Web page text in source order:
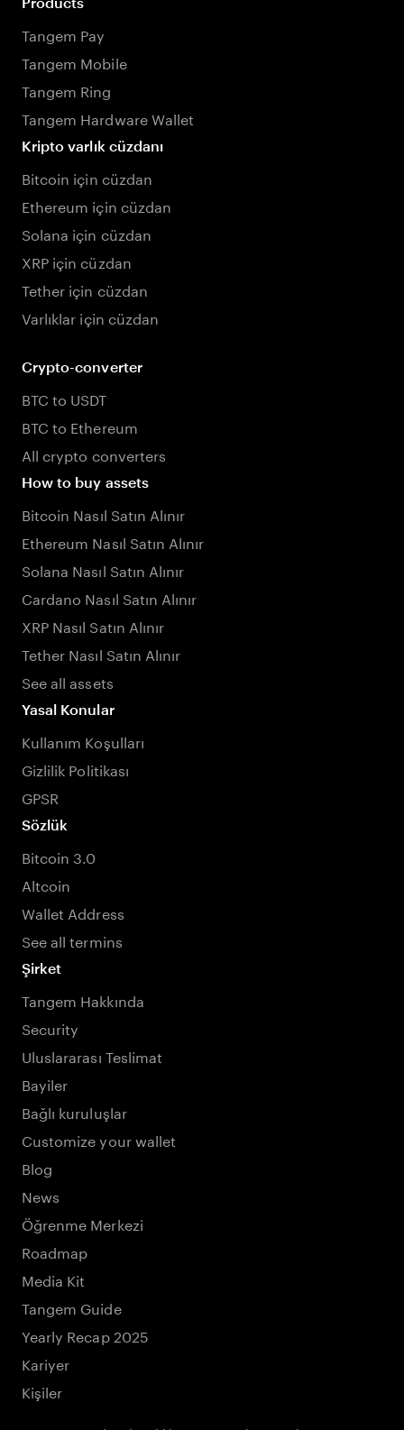
Tangem Pay
Tangem Mobile
Tangem Ring
Tangem Hardware Wallet
Kripto varlık cüzdanı
Bitcoin için cüzdan
Ethereum için cüzdan
Solana için cüzdan
XRP için cüzdan
Tether için cüzdan
Varlıklar için cüzdan
Crypto-converter
BTC to USDT
BTC to Ethereum
All crypto converters
How to buy assets
Bitcoin Nasıl Satın Alınır
Ethereum Nasıl Satın Alınır
Solana Nasıl Satın Alınır
Cardano Nasıl Satın Alınır
XRP Nasıl Satın Alınır
Tether Nasıl Satın Alınır
See all assets
Yasal Konular
Kullanım Koşulları
Gizlilik Politikası
GPSR
Sözlük
Bitcoin 3.0
Altcoin
Wallet Address
See all termins
Şirket
Tangem Hakkında
Security
Uluslararası Teslimat
Bayiler
Bağlı kuruluşlar
Customize your wallet
Blog
News
Öğrenme Merkezi
Roadmap
Media Kit
Tangem Guide
Yearly Recap 2025
Kariyer
Kişiler